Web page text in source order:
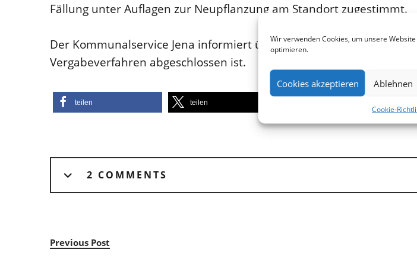
Wir verwenden Cookies, um unsere
optimieren.
Cookies akzeptieren Ablehnen
Cookie-
Fällung unter Auflagen zur Neupflanzung am Standort zugestimmt.
Der Kommunalservice Jena informiert über weitere Details der
Vergabeverfahren abgeschlossen ist.
teilen teilen
2 COMMENTS
Previous Post